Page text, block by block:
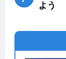
よう